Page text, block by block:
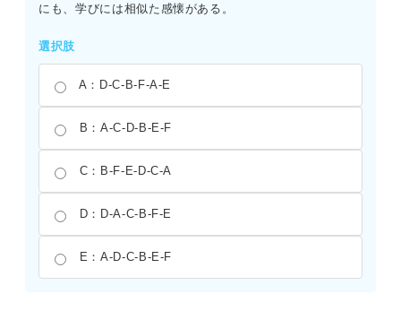
にも、学びには相似た感懐がある。
選択肢
A：D-C-B-F-A-E
B：A-C-D-B-E-F
C：B-F-E-D-C-A
D：D-A-C-B-F-E
E：A-D-C-B-E-F